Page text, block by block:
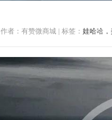
首页
作者：有赞微商城 标签： 娃哈哈，